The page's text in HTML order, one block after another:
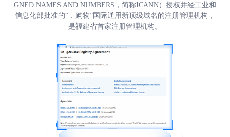
GNED NAMES AND NUMBERS，简称ICANN）授权并经工业和
信息化部批准的“．购物”国际通用新顶级域名的注册管理机构，
是福建省首家注册管理机构。